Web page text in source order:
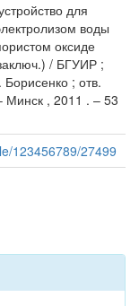
для
воды
оксиде
/ БГУИР ;
; отв.
Минск , 2011 . – 53
123456789/27499